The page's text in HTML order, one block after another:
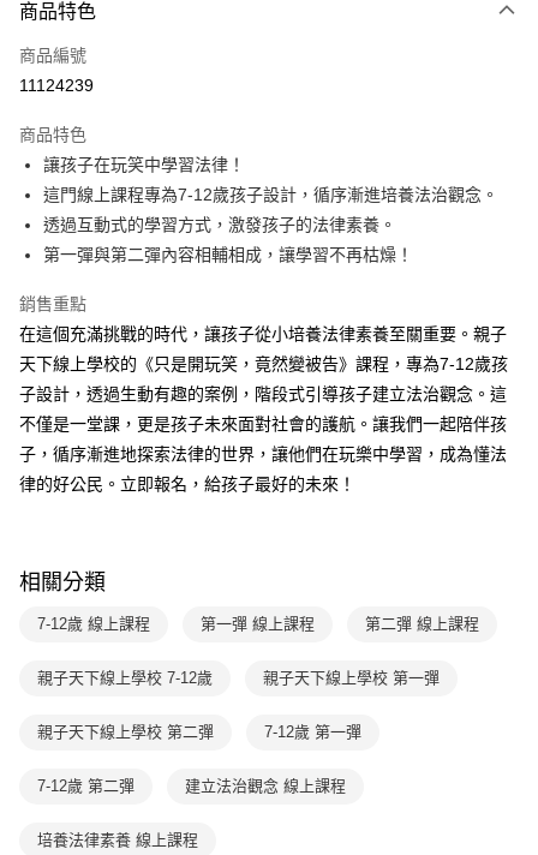
信用卡一次付款
ATM付款
運送方式
數位發送
免運費
商品特色
商品編號
11124239
商品特色
讓孩子在玩笑中學習法律！
這門線上課程專為7-12歲孩子設計，循序漸進培養法治觀念。
透過互動式的學習方式，激發孩子的法律素養。
第一彈與第二彈內容相輔相成，讓學習不再枯燥！
銷售重點
在這個充滿挑戰的時代，讓孩子從小培養法律素養至關重要。親子
天下線上學校的《只是開玩笑，竟然變被告》課程，專為7-12歲孩
子設計，透過生動有趣的案例，階段式引導孩子建立法治觀念。這
不僅是一堂課，更是孩子未來面對社會的護航。讓我們一起陪伴孩
子，循序漸進地探索法律的世界，讓他們在玩樂中學習，成為懂法
律的好公民。立即報名，給孩子最好的未來！
相關分類
7-12歲 線上課程 第一彈 線上課程 第二彈 線上課程
親子天下線上學校 7-12歲 親子天下線上學校 第一彈
親子天下線上學校 第二彈 7-12歲 第一彈
7-12歲 第二彈 建立法治觀念 線上課程
培養法律素養 線上課程